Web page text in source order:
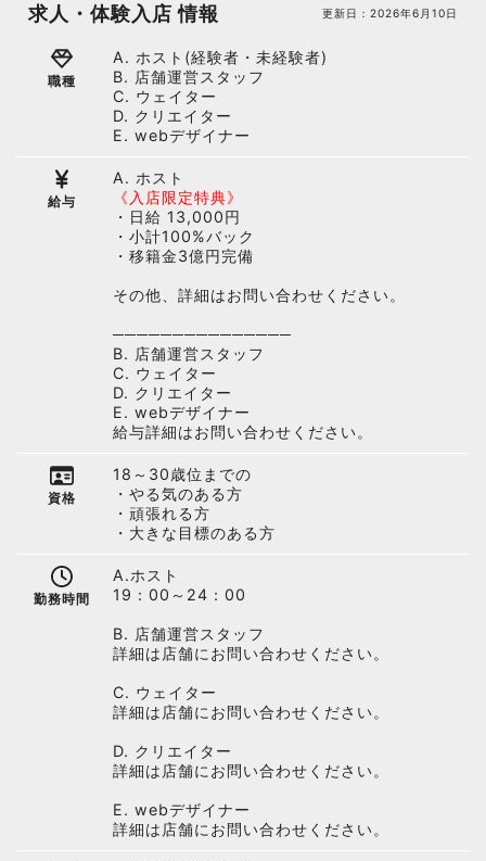
求人・体験入店 情報 更新日： 2026年6月10日
職種
A. ホスト(経験者・未経験者)
B. 店舗運営スタッフ
C. ウェイター
D. クリエイター
E. webデザイナー
給与
A. ホスト
《入店限定特典》
・日給 13,000円
・小計100%バック
・移籍金3億円完備
その他、詳細はお問い合わせください。
───────────────
B. 店舗運営スタッフ
C. ウェイター
D. クリエイター
E. webデザイナー
給与詳細はお問い合わせください。
資格
18～30歳位までの
・やる気のある方
・頑張れる方
・大きな目標のある方
勤務時間
A.ホスト
19：00～24：00
B. 店舗運営スタッフ
詳細は店舗にお問い合わせください。
C. ウェイター
詳細は店舗にお問い合わせください。
D. クリエイター
詳細は店舗にお問い合わせください。
E. webデザイナー
詳細は店舗にお問い合わせください。